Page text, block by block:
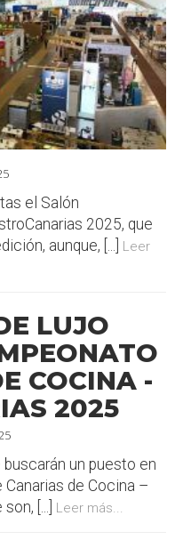
el Salón
2025, que
aunque, [...]
Leer
LUJO
COCINA -
2025
un puesto en
de Cocina –
[...]
Leer más...